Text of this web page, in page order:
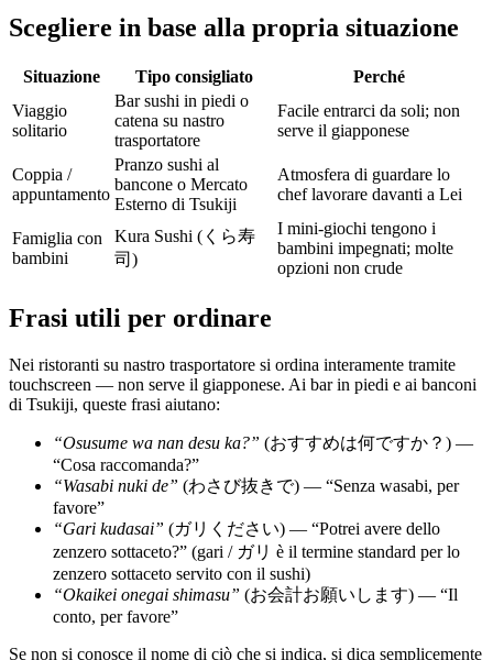
Scegliere in base alla propria situazione
Situazione Tipo consigliato
Perché
Viaggio
solitario
Bar sushi in piedi o
catena su nastro
trasportatore
Facile entrarci da soli; non
serve il giapponese
Coppia /
appuntamento
Pranzo sushi al
bancone o Mercato
Esterno di Tsukiji
Atmosfera di guardare lo
chef lavorare davanti a Lei
Famiglia con
bambini
Kura Sushi (くら寿
司)
I mini-giochi tengono i
bambini impegnati; molte
opzioni non crude
Frasi utili per ordinare
Nei ristoranti su nastro trasportatore si ordina interamente tramite
touchscreen — non serve il giapponese. Ai bar in piedi e ai banconi
di Tsukiji, queste frasi aiutano:
“Osusume wa nan desu ka?” (おすすめは何ですか？) —
“Cosa raccomanda?”
“Wasabi nuki de” (わさび抜きで) — “Senza wasabi, per
favore”
“Gari kudasai” (ガリください) — “Potrei avere dello
zenzero sottaceto?” (gari / ガリ è il termine standard per lo
zenzero sottaceto servito con il sushi)
“Okaikei onegai shimasu” (お会計お願いします) — “Il
conto, per favore”
Se non si conosce il nome di ciò che si indica, si dica semplicemente